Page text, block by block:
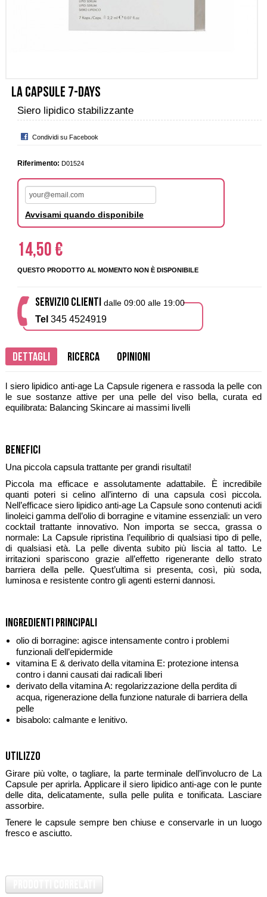
La Capsule 7-Days
Siero lipidico stabilizzante
Condividi su Facebook
Riferimento: D01524
Avvisami quando disponibile
14,50 €
QUESTO PRODOTTO AL MOMENTO NON È DISPONIBILE
SERVIZIO CLIENTI dalle 09:00 alle 19:00
Tel 345 4524919
Dettagli Ricerca Opinioni
l siero lipidico anti-age La Capsule rigenera e rassoda la pelle con
le sue sostanze attive per una pelle del viso bella, curata ed
equilibrata: Balancing Skincare ai massimi livelli
Benefici
Una piccola capsula trattante per grandi risultati!
Piccola ma efficace e assolutamente adattabile. È incredibile
quanti poteri si celino all’interno di una capsula così piccola.
Nell’efficace siero lipidico anti-age La Capsule sono contenuti acidi
linoleici gamma dell’olio di borragine e vitamine essenziali: un vero
cocktail trattante innovativo. Non importa se secca, grassa o
normale: La Capsule ripristina l’equilibrio di qualsiasi tipo di pelle,
di qualsiasi età. La pelle diventa subito più liscia al tatto. Le
irritazioni spariscono grazie all’effetto rigenerante dello strato
barriera della pelle. Quest’ultima si presenta, così, più soda,
luminosa e resistente contro gli agenti esterni dannosi.
Ingredienti Principali
olio di borragine: agisce intensamente contro i problemi
funzionali dell’epidermide
vitamina E & derivato della vitamina E: protezione intensa
contro i danni causati dai radicali liberi
derivato della vitamina A: regolarizzazione della perdita di
acqua, rigenerazione della funzione naturale di barriera della
pelle
bisabolo: calmante e lenitivo.
Utilizzo
Girare più volte, o tagliare, la parte terminale dell’involucro de La
Capsule per aprirla. Applicare il siero lipidico anti-age con le punte
delle dita, delicatamente, sulla pelle pulita e tonificata. Lasciare
assorbire.
Tenere le capsule sempre ben chiuse e conservarle in un luogo
fresco e asciutto.